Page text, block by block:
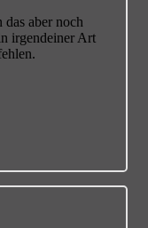
aber noch
irgendeiner Art